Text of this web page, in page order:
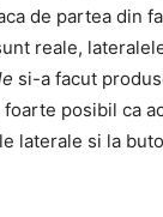
de partea din
reale,
si-a facut
foarte posibil ca
laterale si la